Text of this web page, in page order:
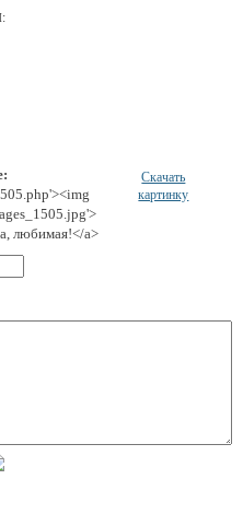
:
любимая!</a>
Скачать
картинку